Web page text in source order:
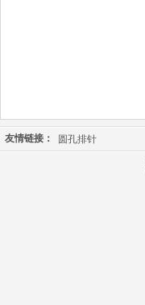
友情链接： 圆孔排针